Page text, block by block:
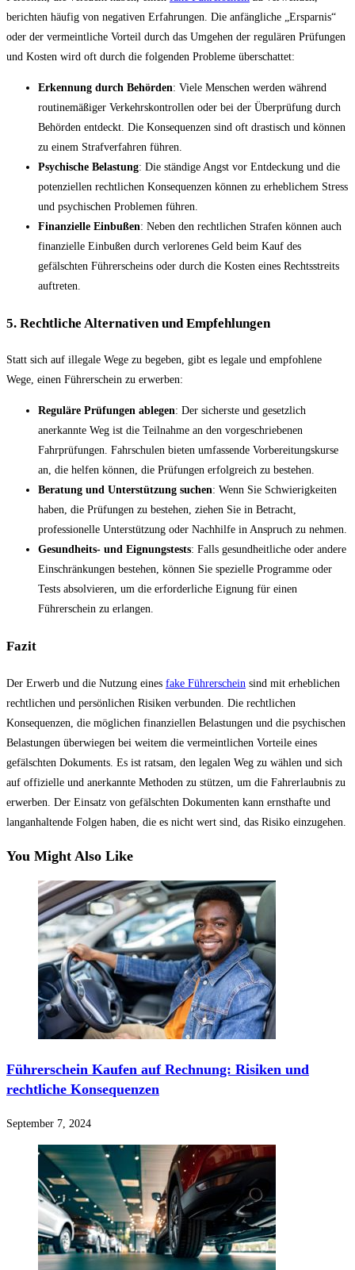
berichten häufig von negativen Erfahrungen. Die anfängliche „Ersparnis“
oder der vermeintliche Vorteil durch das Umgehen der regulären Prüfungen
und Kosten wird oft durch die folgenden Probleme überschattet:
Erkennung durch Behörden: Viele Menschen werden während
routinemäßiger Verkehrskontrollen oder bei der Überprüfung durch
Behörden entdeckt. Die Konsequenzen sind oft drastisch und können
zu einem Strafverfahren führen.
Psychische Belastung: Die ständige Angst vor Entdeckung und die
potenziellen rechtlichen Konsequenzen können zu erheblichem Stress
und psychischen Problemen führen.
Finanzielle Einbußen: Neben den rechtlichen Strafen können auch
finanzielle Einbußen durch verlorenes Geld beim Kauf des
gefälschten Führerscheins oder durch die Kosten eines Rechtsstreits
auftreten.
5. Rechtliche Alternativen und Empfehlungen
Statt sich auf illegale Wege zu begeben, gibt es legale und empfohlene
Wege, einen Führerschein zu erwerben:
Reguläre Prüfungen ablegen: Der sicherste und gesetzlich
anerkannte Weg ist die Teilnahme an den vorgeschriebenen
Fahrprüfungen. Fahrschulen bieten umfassende Vorbereitungskurse
an, die helfen können, die Prüfungen erfolgreich zu bestehen.
Beratung und Unterstützung suchen: Wenn Sie Schwierigkeiten
haben, die Prüfungen zu bestehen, ziehen Sie in Betracht,
professionelle Unterstützung oder Nachhilfe in Anspruch zu nehmen.
Gesundheits- und Eignungstests: Falls gesundheitliche oder andere
Einschränkungen bestehen, können Sie spezielle Programme oder
Tests absolvieren, um die erforderliche Eignung für einen
Führerschein zu erlangen.
Fazit
Der Erwerb und die Nutzung eines fake Führerschein sind mit erheblichen
rechtlichen und persönlichen Risiken verbunden. Die rechtlichen
Konsequenzen, die möglichen finanziellen Belastungen und die psychischen
Belastungen überwiegen bei weitem die vermeintlichen Vorteile eines
gefälschten Dokuments. Es ist ratsam, den legalen Weg zu wählen und sich
auf offizielle und anerkannte Methoden zu stützen, um die Fahrerlaubnis zu
erwerben. Der Einsatz von gefälschten Dokumenten kann ernsthafte und
langanhaltende Folgen haben, die es nicht wert sind, das Risiko einzugehen.
You Might Also Like
Führerschein Kaufen auf Rechnung: Risiken und
rechtliche Konsequenzen
September 7, 2024